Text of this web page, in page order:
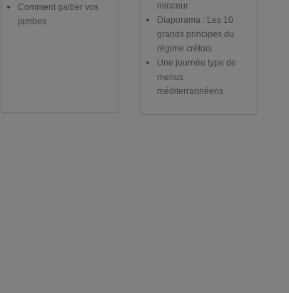
Comment galber vos
jambes
minceur
Diaporama : Les 10
grands principes du
régime crétois
Une journée type de
menus
méditerrannéens